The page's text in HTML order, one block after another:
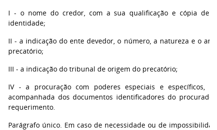
I - o nome do credor, com a sua qualificação e cópia de
identidade;
II - a indicação do ente devedor, o número, a natureza e o
precatório;
III - a indicação do tribunal de origem do precatório;
IV - a procuração com poderes especiais e específicos,
acompanhada dos documentos identificadores do
requerimento.
Parágrafo único. Em caso de necessidade ou de